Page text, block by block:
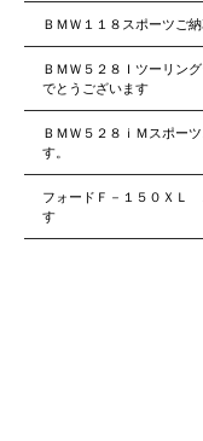
ＢＭＷ１１８スポーツご
ＢＭＷ５２８Ｉツーリン
でとうございます
ＢＭＷ５２８ｉＭスポー
す。
フォードＦ－１５０ＸＬ
す